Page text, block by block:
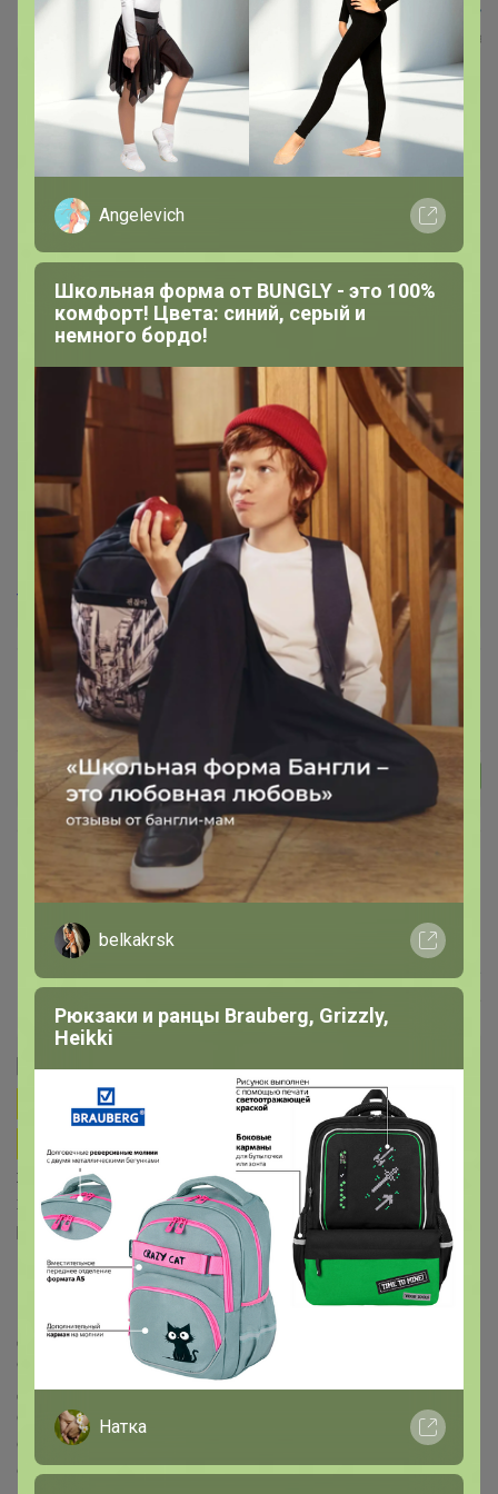
=================================== попадаем в
карточку товара, справа внизу выбираем магазин
ИКЕА Новосибирск и смотрим наличие:
===================================
===================================
Если у
вас был НЕДОСЫЛ или есть
переплата из другой моей закупки,
указывайте об этом здесь:
[mod=СЛАДКАЯ]Особенности
транспортировки хрупких и
габаритных товаров
1. Стекло и другие
хрупкие товары (в т.ч. пластик)Перед упаковкой все
хрупкие товары проверяю на целостность во время
разбора( особенно касается стекла) КРОМЕ запаянных
коробок, их не вскрываю! Бой и брак сразу
возвращаю поставщику, в заказы участников не
вкладываю! Стекло в иногородние ЦР и
дополнительные ЦР города передаю под вашу
ответственность за сохранность. Не отвечаю за
действия курьеров и транспортных компаний после
сдачи заказа в Сортировочный ЦР, т.к. это не в моих
силах Если желаете подстраховаться, записывайтесь в
основные ЦР (Красноярье, Мамино солнышко,
Angelevich
Школьная форма от BUNGLY - это 100%
комфорт! Цвета: синий, серый и
немного бордо!
belkakrsk
Рюкзаки и ранцы Brauberg, Grizzly,
Heikki
Натка